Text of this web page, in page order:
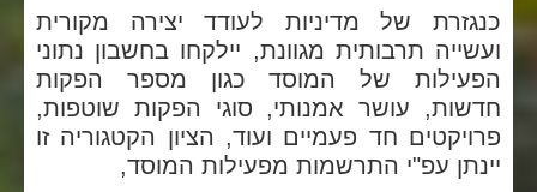
כנגזרת של מדיניות לעודד יצירה מקורית
ועשייה תרבותית מגוונת, יילקחו בחשבון נתוני
הפעילות של המוסד כגון מספר הפקות
חדשות, עושר אמנותי, סוגי הפקות שוטפות,
פרויקטים חד פעמיים ועוד, הציון הקטגוריה זו
יינתן עפ"י התרשמות מפעילות המוסד,